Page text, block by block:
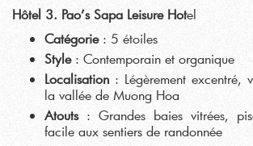
Hôtel 3. Pao’s Sapa Leisure Hotel
Catégorie: 5 étoiles
Style: Contemporain et organique
Localisation : Légèrement excentré,
la vallée de Muong Hoa
Atouts: Grandes baies vitrées,
facile aux sentiers de randonnée